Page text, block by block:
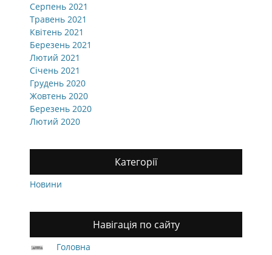
Серпень 2021
Травень 2021
Квітень 2021
Березень 2021
Лютий 2021
Січень 2021
Грудень 2020
Жовтень 2020
Березень 2020
Лютий 2020
Категорії
Новини
Навігація по сайту
Головна